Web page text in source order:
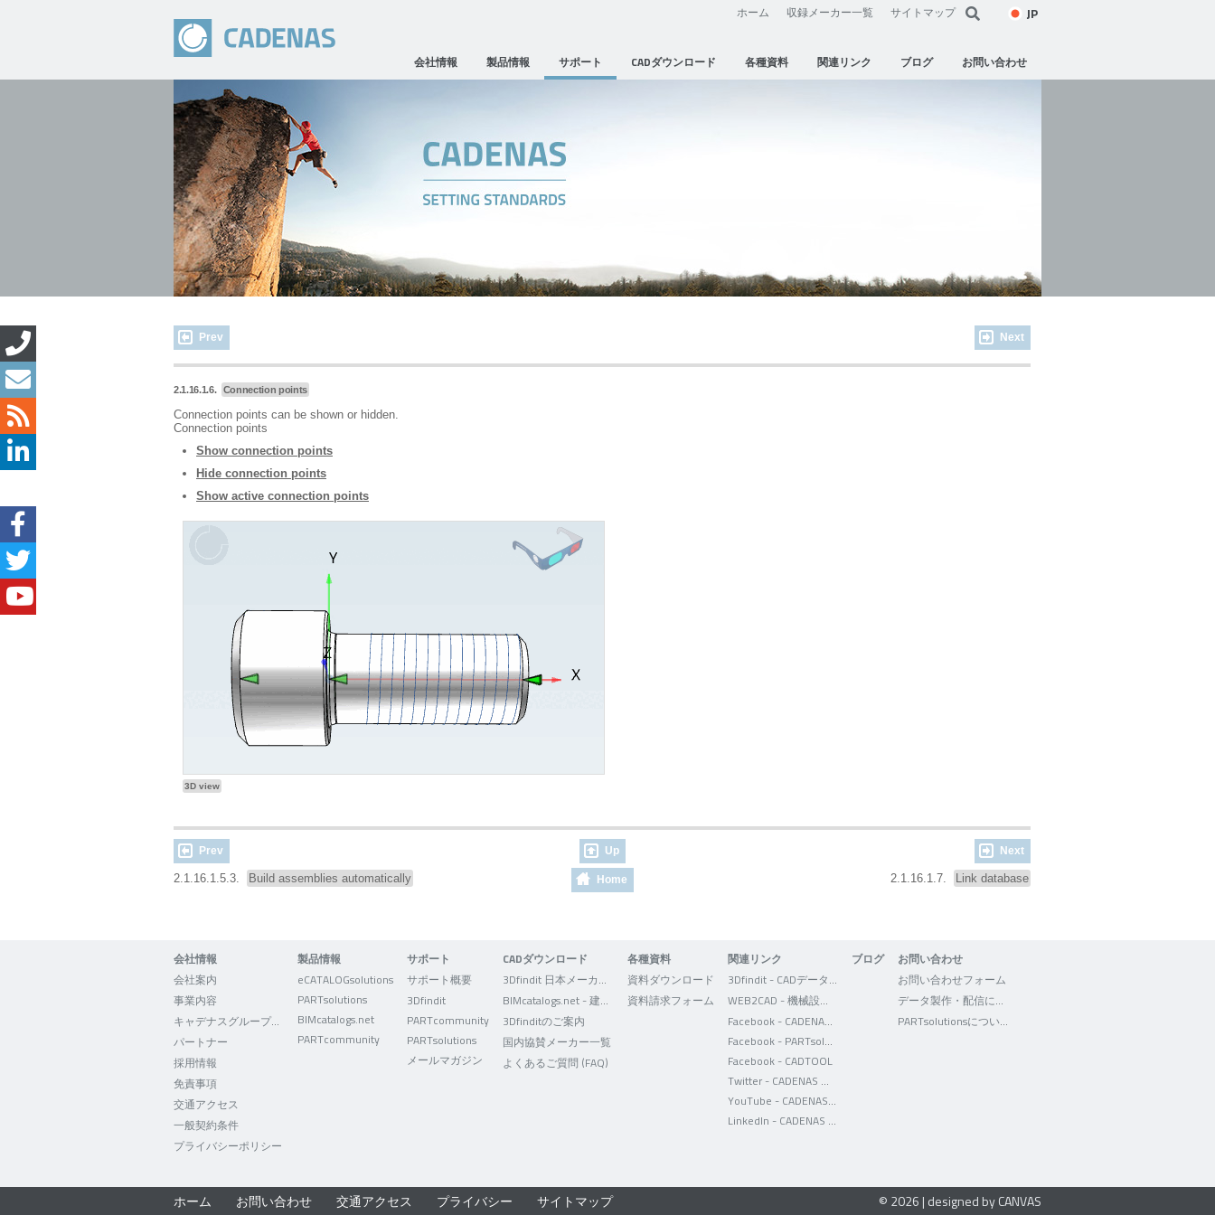
ホーム 収録メーカー一覧 サイトマップ JP
会社情報 製品情報 サポート CADダウンロード 各種資料 関連リンク ブログ お問い合わせ
Prev Next
2.1.16.1.6. Connection points
Connection points can be shown or hidden.
Connection points
Show connection points
Hide connection points
Show active connection points
3D view
Prev Up Next
2.1.16.1.5.3. Build assemblies automatically Home 2.1.16.1.7. Link database
会社情報
会社案内
事業内容
パートナー
採用情報
免責事項
交通アクセス
一般契約条件
プライバシーポリシー
製品情報
eCATALOGsolutions
PARTsolutions
BIMcatalogs.net
PARTcommunity
サポート
サポート概要
3Dfindit
PARTcommunity
PARTsolutions
メールマガジン
CADダウンロード
3Dfinditのご案内
国内協賛メーカー一覧
よくあるご質問 (FAQ)
各種資料
資料ダウンロード
資料請求フォーム
関連リンク
Facebook - CADENAS WEB2CAD
Facebook - CADTOOL
ブログ お問い合わせ
お問い合わせフォーム
ホーム お問い合わせ 交通アクセス プライバシー サイトマップ © 2026 | designed by CANVAS